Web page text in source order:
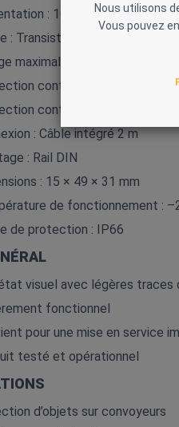
: 10…30 V DC
: Transistor PNP
maximale : 100 mA
contre inversion de
contre courts‑circuits :
: Câble intégré 2 m
: Rail DIN
: 15 × 49 × 31 mm
de fonctionnement :
de protection : IP66
visuel avec légères traces
fonctionnel
pour une mise en service
testé et opérationnel
d’objets sur convoyeurs
Nous utilisons
Vous pouvez